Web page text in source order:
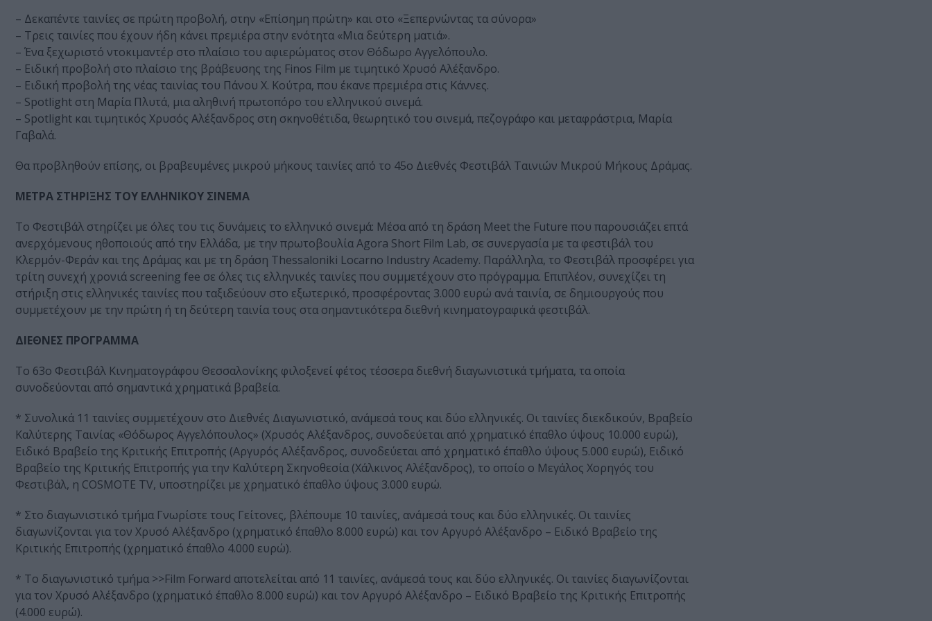
– Δεκαπέντε ταινίες σε πρώτη προβολή, στην «Επίσημη πρώτη» και στο «Ξεπερνώντας τα σύνορα»
– Τρεις ταινίες που έχουν ήδη κάνει πρεμιέρα στην ενότητα «Μια δεύτερη ματιά».
– Ένα ξεχωριστό ντοκιμαντέρ στο πλαίσιο του αφιερώματος στον Θόδωρο Αγγελόπουλο.
– Ειδική προβολή στο πλαίσιο της βράβευσης της Finos Film με τιμητικό Χρυσό Αλέξανδρο.
– Ειδική προβολή της νέας ταινίας του Πάνου Χ. Κούτρα, που έκανε πρεμιέρα στις Κάννες.
– Spotlight στη Μαρία Πλυτά, μια αληθινή πρωτοπόρο του ελληνικού σινεμά.
– Spotlight και τιμητικός Χρυσός Αλέξανδρος στη σκηνοθέτιδα, θεωρητικό του σινεμά, πεζογράφο και μεταφράστρια, Μαρία
Γαβαλά.
Θα προβληθούν επίσης, οι βραβευμένες μικρού μήκους ταινίες από το 45ο Διεθνές Φεστιβάλ Ταινιών Μικρού Μήκους Δράμας.
ΜΕΤΡΑ ΣΤΗΡΙΞΗΣ ΤΟΥ ΕΛΛΗΝΙΚΟΥ ΣΙΝΕΜΑ
Το Φεστιβάλ στηρίζει με όλες του τις δυνάμεις το ελληνικό σινεμά: Μέσα από τη δράση Meet the Future που παρουσιάζει επτά
ανερχόμενους ηθοποιούς από την Ελλάδα, με την πρωτοβουλία Agora Short Film Lab, σε συνεργασία με τα φεστιβάλ του
Κλερμόν-Φεράν και της Δράμας και με τη δράση Thessaloniki Locarno Industry Academy. Παράλληλα, το Φεστιβάλ προσφέρει για
τρίτη συνεχή χρονιά screening fee σε όλες τις ελληνικές ταινίες που συμμετέχουν στο πρόγραμμα. Επιπλέον, συνεχίζει τη
στήριξη στις ελληνικές ταινίες που ταξιδεύουν στο εξωτερικό, προσφέροντας 3.000 ευρώ ανά ταινία, σε δημιουργούς που
συμμετέχουν με την πρώτη ή τη δεύτερη ταινία τους στα σημαντικότερα διεθνή κινηματογραφικά φεστιβάλ.
ΔΙΕΘΝΕΣ ΠΡΟΓΡΑΜΜΑ
Το 63ο Φεστιβάλ Κινηματογράφου Θεσσαλονίκης φιλοξενεί φέτος τέσσερα διεθνή διαγωνιστικά τμήματα, τα οποία
συνοδεύονται από σημαντικά χρηματικά βραβεία.
* Συνολικά 11 ταινίες συμμετέχουν στο Διεθνές Διαγωνιστικό, ανάμεσά τους και δύο ελληνικές. Οι ταινίες διεκδικούν, Βραβείο
Καλύτερης Ταινίας «Θόδωρος Αγγελόπουλος» (Χρυσός Αλέξανδρος, συνοδεύεται από χρηματικό έπαθλο ύψους 10.000 ευρώ),
Ειδικό Βραβείο της Κριτικής Επιτροπής (Αργυρός Αλέξανδρος, συνοδεύεται από χρηματικό έπαθλο ύψους 5.000 ευρώ), Ειδικό
Βραβείο της Κριτικής Επιτροπής για την Καλύτερη Σκηνοθεσία (Χάλκινος Αλέξανδρος), το οποίο ο Μεγάλος Χορηγός του
Φεστιβάλ, η COSMOTE TV, υποστηρίζει με χρηματικό έπαθλο ύψους 3.000 ευρώ.
* Στο διαγωνιστικό τμήμα Γνωρίστε τους Γείτονες, βλέπουμε 10 ταινίες, ανάμεσά τους και δύο ελληνικές. Οι ταινίες
διαγωνίζονται για τον Χρυσό Αλέξανδρο (χρηματικό έπαθλο 8.000 ευρώ) και τον Αργυρό Αλέξανδρο – Ειδικό Βραβείο της
Κριτικής Επιτροπής (χρηματικό έπαθλο 4.000 ευρώ).
* Το διαγωνιστικό τμήμα >>Film Forward αποτελείται από 11 ταινίες, ανάμεσά τους και δύο ελληνικές. Οι ταινίες διαγωνίζονται
για τον Χρυσό Αλέξανδρο (χρηματικό έπαθλο 8.000 ευρώ) και τον Αργυρό Αλέξανδρο – Ειδικό Βραβείο της Κριτικής Επιτροπής
(4.000 ευρώ).